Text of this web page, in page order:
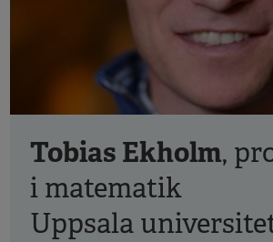
Tobias Ekholm,
i matematik
Uppsala